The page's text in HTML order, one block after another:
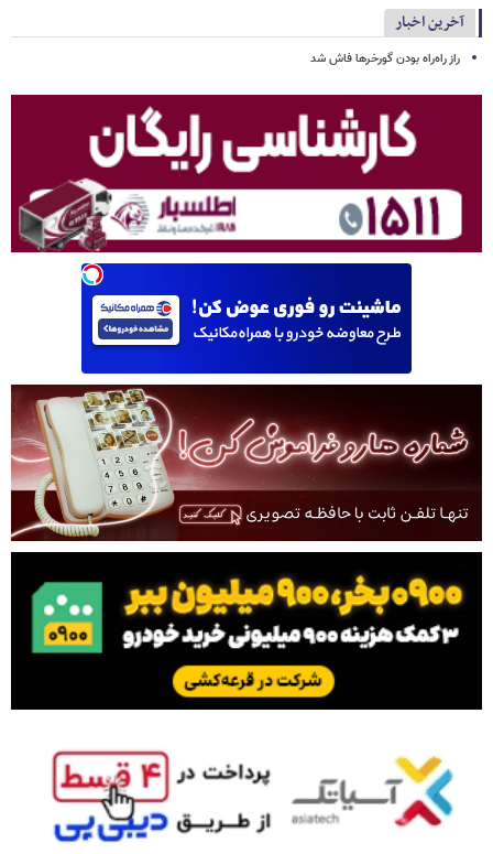
آخرین اخبار
راز راه‌راه بودن گورخرها فاش شد